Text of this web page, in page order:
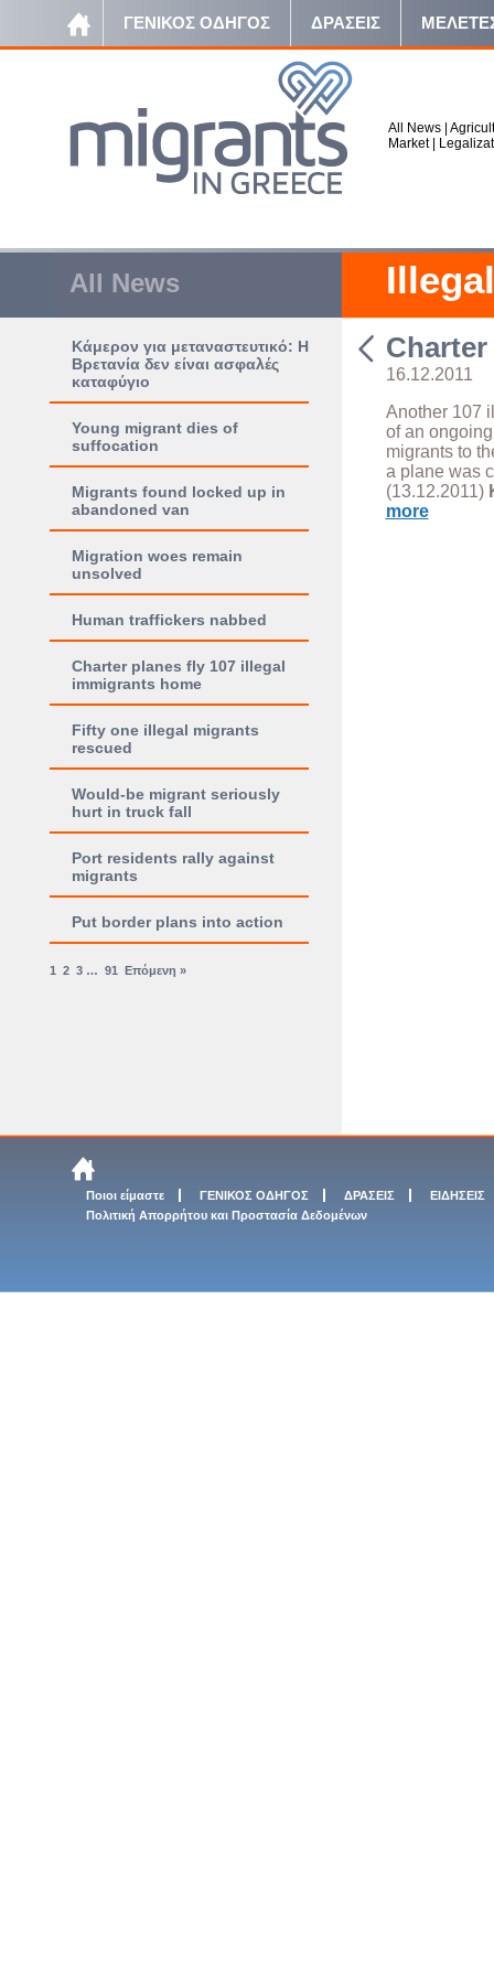
ΓΕΝΙΚΟΣ ΟΔΗΓΟΣ ΔΡΑΣΕΙΣ
All News
Market|
All News
Κάμερον για μεταναστευτικό: Η
Βρετανία δεν είναι ασφαλές
καταφύγιο
Young migrant dies of
suffocation
Migrants found locked up in
abandoned van
Migration woes remain
unsolved
Human traffickers nabbed
Charter planes fly 107 illegal
immigrants home
Fifty one illegal migrants
rescued
Would-be migrant seriously
hurt in truck fall
Port residents rally against
migrants
Put border plans into action
1 2 3 … 91 Επόμενη »
16.12.2011
Another 107
of an
migrants to
a plane was
(13.12.2011)
more
Ποιοι είμαστε ΓΕΝΙΚΟΣ ΟΔΗΓΟΣ ΔΡΑΣΕΙΣ
ΕΙΔΗΣΕΙΣ
Πολιτική Απορρήτου και Προστασία Δεδομένων